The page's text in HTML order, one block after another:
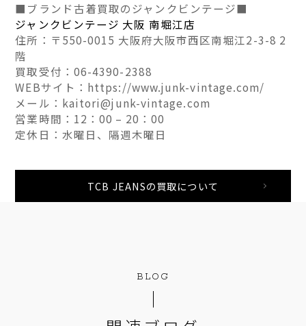
■ブランド古着買取のジャンクビンテージ■
ジャンクビンテージ 大阪 南堀江店
住所：〒550-0015 大阪府大阪市西区南堀江2-3-8 2
階
買取受付：06-4390-2388
WEBサイト：https://www.junk-vintage.com/
メール：kaitori@junk-vintage.com
営業時間：12：00 – 20：00
定休日：水曜日、隔週木曜日
TCB JEANSの買取について
BLOG